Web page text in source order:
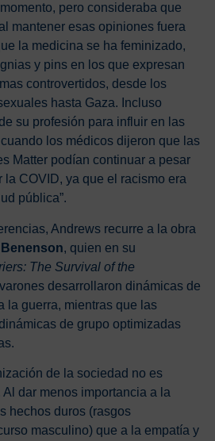
pero consideraba que
mantener esas opiniones fuera
la medicina se ha feminizado,
y pins en los que expresan
controvertidos, desde los
hasta Gaza. Incluso
su profesión para influir en las
los médicos dijeron que las
Matter podían continuar a pesar
COVID, ya que el racismo era
pública”.
Andrews recurre a la obra
, quien en su
The Survival of the
desarrollaron dinámicas de
la guerra, mientras que las
de grupo optimizadas
de la sociedad no es
dar menos importancia a la
hechos duros (rasgos
masculino) que a la empatía y